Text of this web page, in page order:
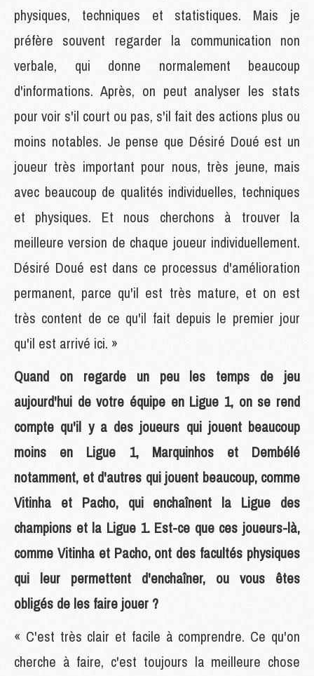
physiques, techniques et statistiques. Mais je
préfère souvent regarder la communication non
verbale, qui donne normalement beaucoup
d'informations. Après, on peut analyser les stats
pour voir s'il court ou pas, s'il fait des actions plus ou
moins notables. Je pense que Désiré Doué est un
joueur très important pour nous, très jeune, mais
avec beaucoup de qualités individuelles, techniques
et physiques. Et nous cherchons à trouver la
meilleure version de chaque joueur individuellement.
Désiré Doué est dans ce processus d'amélioration
permanent, parce qu'il est très mature, et on est
très content de ce qu'il fait depuis le premier jour
qu'il est arrivé ici. »
Quand on regarde un peu les temps de jeu
aujourd'hui de votre équipe en Ligue 1, on se rend
compte qu'il y a des joueurs qui jouent beaucoup
moins en Ligue 1, Marquinhos et Dembélé
notamment, et d'autres qui jouent beaucoup, comme
Vitinha et Pacho, qui enchaînent la Ligue des
champions et la Ligue 1. Est-ce que ces joueurs-là,
comme Vitinha et Pacho, ont des facultés physiques
qui leur permettent d'enchaîner, ou vous êtes
obligés de les faire jouer ?
« C'est très clair et facile à comprendre. Ce qu'on
cherche à faire, c'est toujours la meilleure chose